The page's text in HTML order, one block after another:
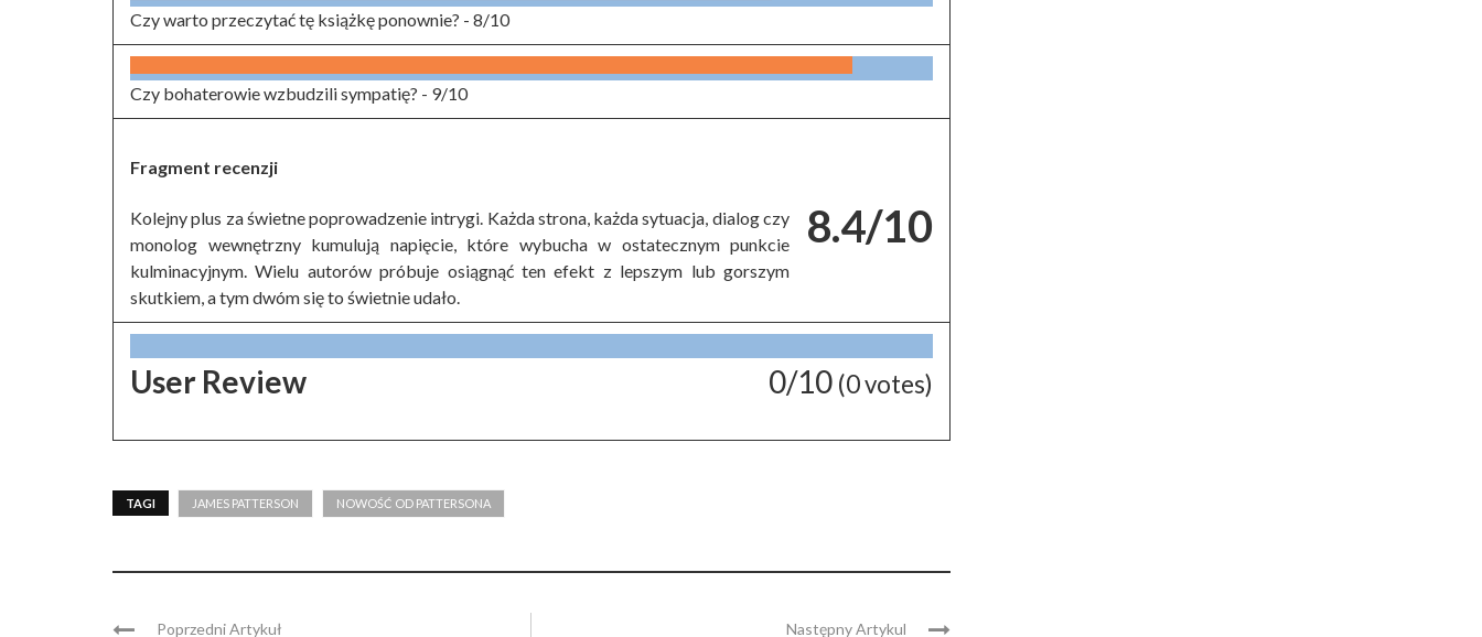
Czy warto przeczytać tę książkę ponownie? - 8/10
Czy bohaterowie wzbudzili sympatię? - 9/10
8.4/10
Fragment recenzji
Kolejny plus za świetne poprowadzenie intrygi. Każda strona, każda sytuacja, dialog czy
monolog wewnętrzny kumulują napięcie, które wybucha w ostatecznym punkcie
kulminacyjnym. Wielu autorów próbuje osiągnąć ten efekt z lepszym lub gorszym
skutkiem, a tym dwóm się to świetnie udało.
User Review 0/10 (0votes)
TAGI JAMES PATTERSON NOWOŚĆ OD PATTERSONA
Poprzedni Artykuł Następny Artykul